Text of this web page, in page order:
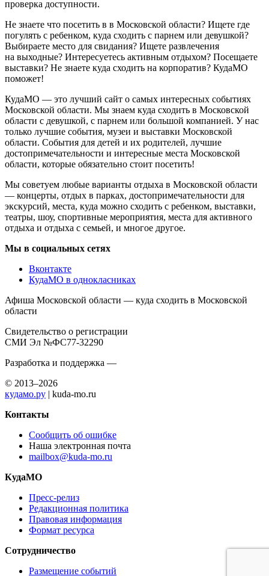
проверка доступности.
Не знаете что посетить в в Московской области? Ищете где
погулять с ребенком, куда сходить с парнем или девушкой?
Выбираете место для свидания? Ищете развлечения
на выходные? Интересуетесь активным отдыхом? Посещаете
выставки? Не знаете куда сходить на корпоратив? КудаМО
поможет!
КудаМО — это лучший сайт о самых интересных событиях
Московской области. Мы знаем куда сходить в Московской
области с девушкой, с парнем или большой компанией. У нас
только лучшие события, музеи и выставки Московской
области. События для детей и их родителей, лучшие
достопримечательности и интересные места Московской
области, которые обязательно стоит посетить!
Мы советуем любые варианты отдыха в Московской области
— концерты, отдых в парках, достопримечательности для
экскурсий, места, куда можно сходить с ребенком, выставки,
театры, шоу, спортивные мероприятия, места для активного
отдыха и отдыха с семьей, и многое другое.
Мы в социальных сетях
Вконтакте
КудаМО в однокласниках
Афиша Московской области — куда сходить в Московской
области
Свидетельство о регистрации
СМИ Эл №ФС77-32290
Разработка и поддержка —
© 2013–2026
кудамо.ру | kuda-mo.ru
Контакты
Сообщить об ошибке
Наша электронная почта
mailbox@kuda-mo.ru
КудаМО
Пресс-релиз
Редакционная политика
Правовая информация
Формат ресурса
Сотрудничество
Размещение событий